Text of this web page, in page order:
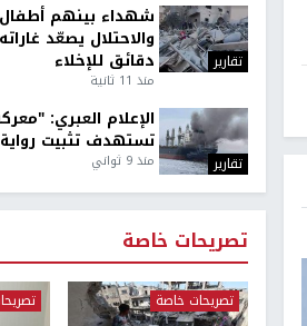
تقارير
شهداء بينهم
والاحتلال يصعّد
دقائق للإخلاء
منذ 11 ثانية
تقارير
الإعلام العبري:
تستهدف تثبيت
منذ 9 ثواني
تصريحات خاصة
تصريحات خاصة